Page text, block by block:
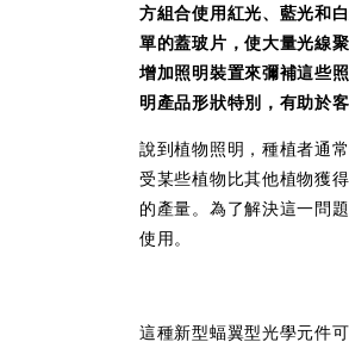
方組合使用紅光、藍光和
單的蓋玻片，使大量光線
增加照明裝置來彌補這
明產品形狀特別，有助於
說到植物照明，種植者通
受某些植物比其他植物獲
的產量。為了解決這一問
使用。
這種新型蝠翼型光學元件